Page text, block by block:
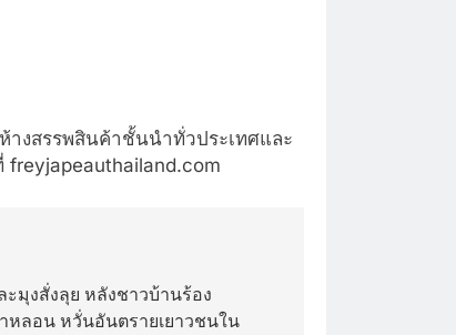
างสรรพสินค้าชั้นนำทั่วประเทศและ
freyjapeauthailand.com
ะมุงสั่งลุย หลังชาวบ้านร้อง
หลอน หวั่นอันตรายเยาวชนใน